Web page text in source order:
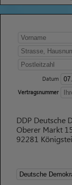
Datum
Vertragsnummer
DDP Deutsche
Oberer Markt
92281